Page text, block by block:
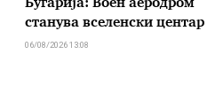
Бугарија: Воен аеродром
станува вселенски центар
06/08/2026 13:08